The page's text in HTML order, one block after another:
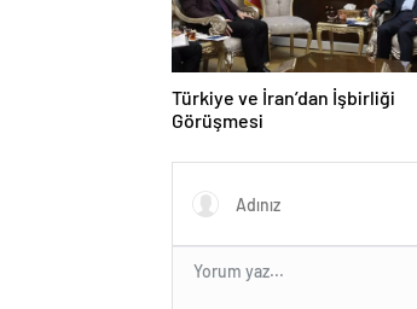
Türkiye ve İran’dan İşbirliği
Görüşmesi